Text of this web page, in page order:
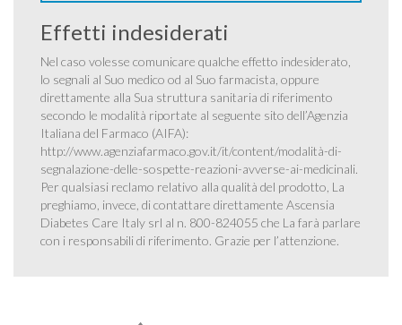
Effetti indesiderati
Nel caso volesse comunicare qualche effetto indesiderato,
lo segnali al Suo medico od al Suo farmacista, oppure
direttamente alla Sua struttura sanitaria di riferimento
secondo le modalità riportate al seguente sito dell’Agenzia
Italiana del Farmaco (AIFA):
http://www.agenziafarmaco.gov.it/it/content/modalità-di-
segnalazione-delle-sospette-reazioni-avverse-ai-medicinali.
Per qualsiasi reclamo relativo alla qualità del prodotto, La
preghiamo, invece, di contattare direttamente Ascensia
Diabetes Care Italy srl al n. 800-824055 che La farà parlare
con i responsabili di riferimento. Grazie per l’attenzione.